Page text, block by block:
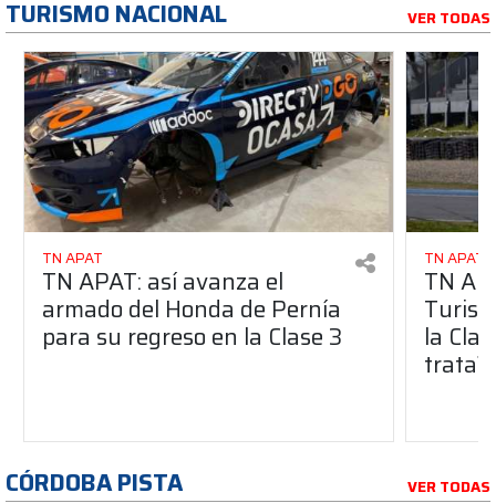
TURISMO NACIONAL VER TODAS
TN APAT
TN APAT: así avanza el
armado del Honda de Pernía
para su regreso en la Clase 3
TN APAT
TN
la
trata?
CÓRDOBA PISTA VER TODAS